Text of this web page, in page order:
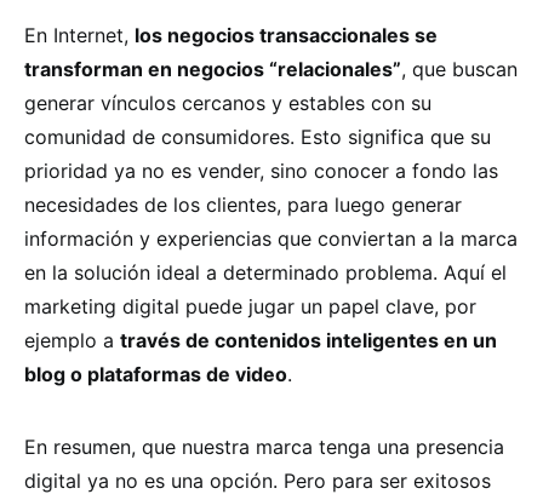
En Internet, los negocios transaccionales se
transforman en negocios “relacionales”, que buscan
generar vínculos cercanos y estables con su
comunidad de consumidores. Esto significa que su
prioridad ya no es vender, sino conocer a fondo las
necesidades de los clientes, para luego generar
información y experiencias que conviertan a la marca
en la solución ideal a determinado problema. Aquí el
marketing digital puede jugar un papel clave, por
ejemplo a través de contenidos inteligentes en un
blog o plataformas de video.
En resumen, que nuestra marca tenga una presencia
digital ya no es una opción. Pero para ser exitosos